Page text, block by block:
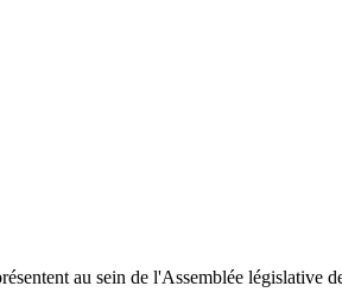
au sein de l'Assemblée législative